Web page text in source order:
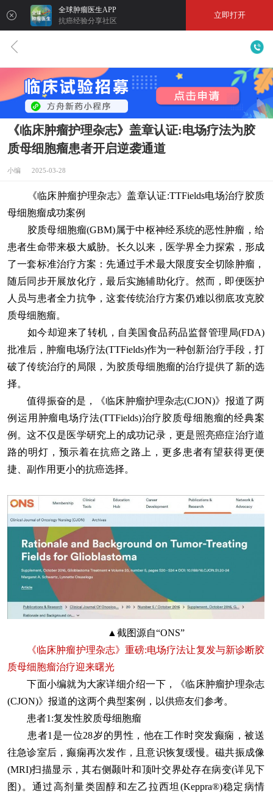
全球肿瘤医生APP
抗癌经验分享社区
立即打开
《临床肿瘤护理杂志》盖章认证:电场疗法为胶
质母细胞瘤患者开启逆袭通道
小编 2025-03-28
《临床肿瘤护理杂志》盖章认证:TTFields电场治疗胶质
母细胞瘤成功案例
胶质母细胞瘤(GBM)属于中枢神经系统的恶性肿瘤，给
患者生命带来极大威胁。长久以来，医学界全力探索，形成
了一套标准治疗方案：先通过手术最大限度安全切除肿瘤，
随后同步开展放化疗，最后实施辅助化疗。然而，即便医护
人员与患者全力抗争，这套传统治疗方案仍难以彻底攻克胶
质母细胞瘤。
如今却迎来了转机，自美国食品药品监督管理局(FDA)
批准后，肿瘤电场疗法(TTFields)作为一种创新治疗手段，打
破了传统治疗的局限，为胶质母细胞瘤的治疗提供了新的选
择。
值得振奋的是，《临床肿瘤护理杂志(CJON)》报道了两
例运用肿瘤电场疗法(TTFields)治疗胶质母细胞瘤的经典案
例。这不仅是医学研究上的成功记录，更是照亮癌症治疗道
路的明灯，预示着在抗癌之路上，更多患者有望获得更便
捷、副作用更小的抗癌选择。
▲截图源自“ONS”
《临床肿瘤护理杂志》重磅:电场疗法让复发与新诊断胶
质母细胞瘤治疗迎来曙光
下面小编就为大家详细介绍一下，《临床肿瘤护理杂志
(CJON)》报道的这两个典型案例，以供癌友们参考。
患者1:复发性胶质母细胞瘤
患者1是一位28岁的男性，他在工作时突发癫痫，被送
往急诊室后，癫痫再次发作，且意识恢复缓慢。磁共振成像
(MRI)扫描显示，其右侧颞叶和顶叶交界处存在病变(详见下
图)。通过高剂量类固醇和左乙拉西坦(Keppra®)稳定病情